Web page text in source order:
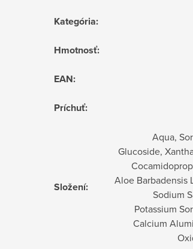
Kategória:
Hmotnosť:
EAN:
Príchuť:
Složení:
Aqua,
Glucoside,
Aloe Barbadensis
Sodium
Potassium
Calcium